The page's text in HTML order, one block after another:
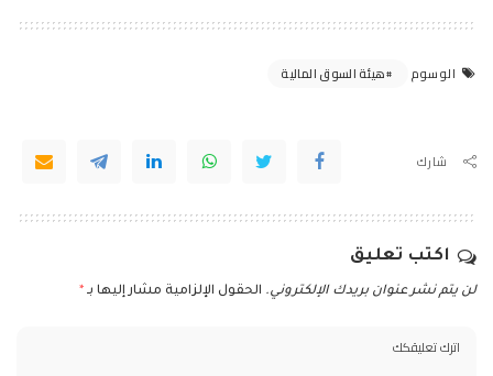
الوسوم هيئة السوق المالية
شارك
اكتب تعليق
لن يتم نشر عنوان بريدك الإلكتروني. الحقول الإلزامية مشار إليها بـ *